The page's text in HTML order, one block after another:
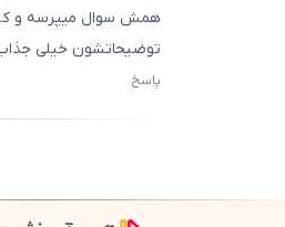
همش سوال میپرسه و
توضیحاتشون خیلی
پاسخ